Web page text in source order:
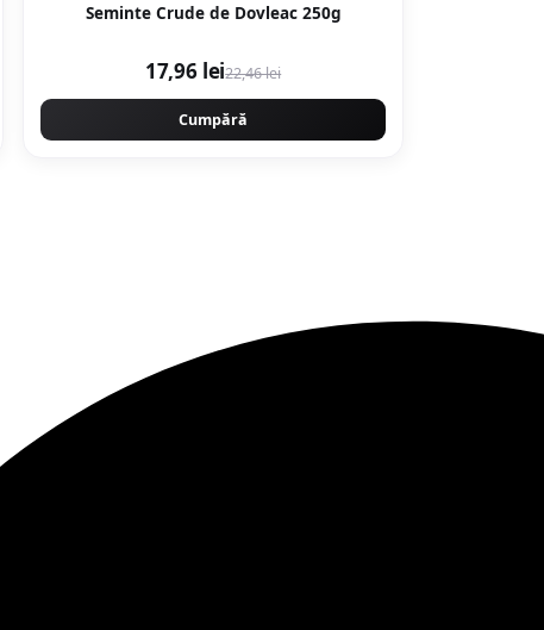
Seminte Crude de Dovleac 250g
17,96 lei22,46 lei
Cumpără